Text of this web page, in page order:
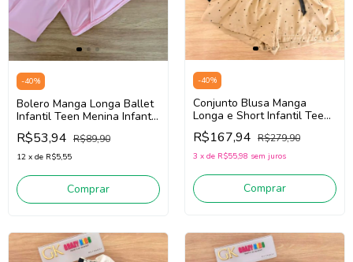
-40%
Bolero Manga Longa Ballet
Infantil Teen Menina Infanti
85708 (Rosa Claro)
R$53,94 R$89,90
12 x de R$5,55
Comprar
-40%
Conjunto Blusa Manga
Longa e Short Infantil Teen
Menina Infanti 92350
(Preto/Bege)
R$167,94 R$279,90
3 x de R$55,98 sem juros
Comprar